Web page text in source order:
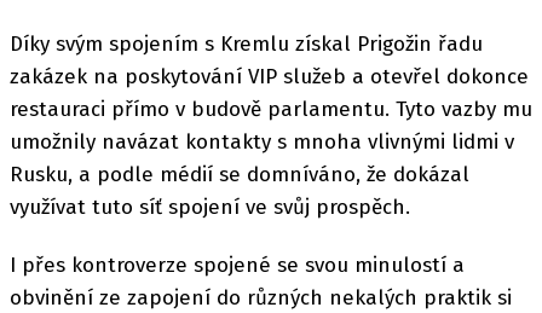
Díky svým spojením s Kremlu získal Prigožin řadu
zakázek na poskytování VIP služeb a otevřel dokonce
restauraci přímo v budově parlamentu. Tyto vazby mu
umožnily navázat kontakty s mnoha vlivnými lidmi v
Rusku, a podle médií se domníváno, že dokázal
využívat tuto síť spojení ve svůj prospěch.
I přes kontroverze spojené se svou minulostí a
obvinění ze zapojení do různých nekalých praktik si